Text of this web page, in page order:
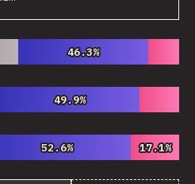
46.3%
46.3%
49.9%
49.9%
52.6%
52.6% 17.1%
17.1%